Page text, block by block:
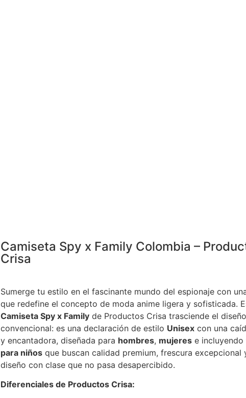
Camiseta Spy x Family Colombia –
Crisa
Sumerge tu estilo en el fascinante mundo del espionaje con
que redefine el concepto de moda anime ligera y sofisticada.
Camiseta Spy x Family de Productos Crisa trasciende el diseño
convencional: es una declaración de estilo Unisex con una
y encantadora, diseñada para hombres, mujeres e incluyendo
para niños que buscan calidad premium, frescura excepcional
diseño con clase que no pasa desapercibido.
Diferenciales de Productos Crisa: